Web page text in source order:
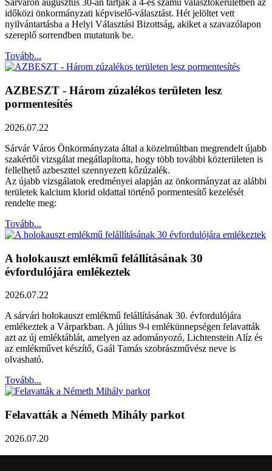
Sárváron augusztus 30-án tartják a 4-es számú választókerületben az
időközi önkormányzati képviselő-választást. Hét jelöltet vett
nyilvántartásba a Helyi Választási Bizottság, akiket a szavazólapon
szereplő sorrendben mutatunk be.
Tovább...
AZBESZT - Három zúzalékos területen lesz
pormentesítés
2026.07.22
Sárvár Város Önkormányzata által a közelmúltban megrendelt újabb
szakértői vizsgálat megállapította, hogy több további közterületen is
fellelhető azbeszttel szennyezett kőzúzalék.
Az újabb vizsgálatok eredményei alapján az önkormányzat az alábbi
területek kalcium klorid oldattal történő pormentesítő kezelését
rendelte meg:
Tovább...
A holokauszt emlékmű felállításának 30
évfordulójára emlékeztek
2026.07.22
A sárvári holokauszt emlékmű felállításának 30. évfordulójára
emlékeztek a Várparkban. A július 9-i emlékünnepségen felavatták
azt az új emléktáblát, amelyen az adományozó, Lichtenstein Alíz és
az emlékművet készítő, Gaál Tamás szobrászművész neve is
olvasható.
Tovább...
Felavatták a Németh Mihály parkot
2026.07.20